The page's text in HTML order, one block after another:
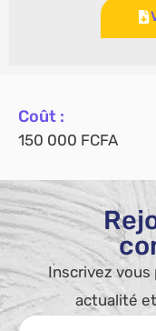
Coût :
150 000 FCFA
Inscrivez
actualité